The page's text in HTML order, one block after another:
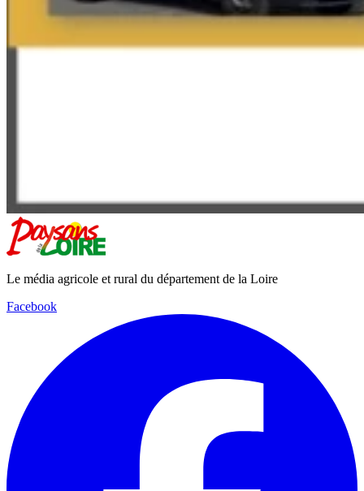
Le média agricole et rural du département de la Loire
Facebook